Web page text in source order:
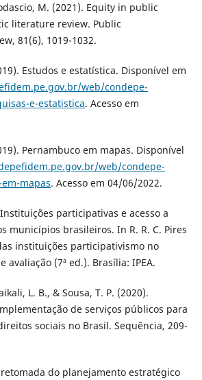
M. (2021). Equity in public
literature review. Public
81(6), 1019-1032.
Estudos e estatística. Disponível em
web/condepe-
e-estatistica. Acesso em
Pernambuco em mapas. Disponível
web/condepe-
mapas. Acesso em 04/06/2022.
participativas e acesso a
municípios brasileiros. In R. R. C. Pires
instituições participativismo no
avaliação (7ª ed.). Brasília: IPEA.
L. B., & Sousa, T. P. (2020).
de serviços públicos para
sociais no Brasil. Sequência, 209-
retomada do planejamento estratégico